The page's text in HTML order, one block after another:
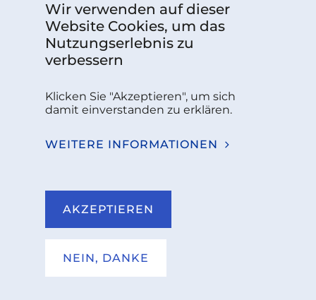
Projekt wird vom Europäischen Kompetenzzentrum
für Cybersicherheit unterstützt.
KONTAKT
Follow us:
Wir verwenden auf dieser
Website Cookies, um das
Nutzungserlebnis zu
verbessern
Klicken Sie "Akzeptieren", um sich
damit einverstanden zu erklären.
WEITERE INFORMATIONEN
AKZEPTIEREN
NEIN, DANKE